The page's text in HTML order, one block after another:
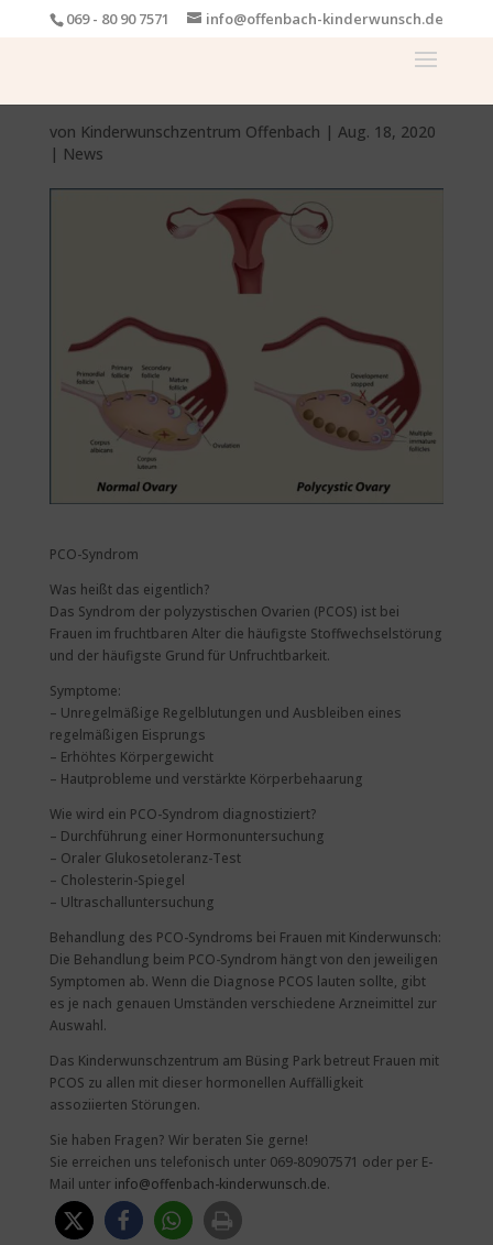
069 - 80 90 7571 info@offenbach-kinderwunsch.de
von Kinderwunschzentrum Offenbach | Aug. 18, 2020
| News
PCO-Syndrom
Was heißt das eigentlich?
Das Syndrom der polyzystischen Ovarien (PCOS) ist bei
Frauen im fruchtbaren Alter die häufigste Stoffwechselstörung
und der häufigste Grund für Unfruchtbarkeit.
Symptome:
– Unregelmäßige Regelblutungen und Ausbleiben eines
regelmäßigen Eisprungs
– Erhöhtes Körpergewicht
– Hautprobleme und verstärkte Körperbehaarung
Wie wird ein PCO-Syndrom diagnostiziert?
– Durchführung einer Hormonuntersuchung
– Oraler Glukosetoleranz-Test
– Cholesterin-Spiegel
– Ultraschalluntersuchung
Behandlung des PCO-Syndroms bei Frauen mit Kinderwunsch:
Die Behandlung beim PCO-Syndrom hängt von den jeweiligen
Symptomen ab. Wenn die Diagnose PCOS lauten sollte, gibt
es je nach genauen Umständen verschiedene Arzneimittel zur
Auswahl.
Das Kinderwunschzentrum am Büsing Park betreut Frauen mit
PCOS zu allen mit dieser hormonellen Auffälligkeit
assoziierten Störungen.
Sie haben Fragen? Wir beraten Sie gerne!
Sie erreichen uns telefonisch unter 069-80907571 oder per E-
Mail unter info@offenbach-kinderwunsch.de.